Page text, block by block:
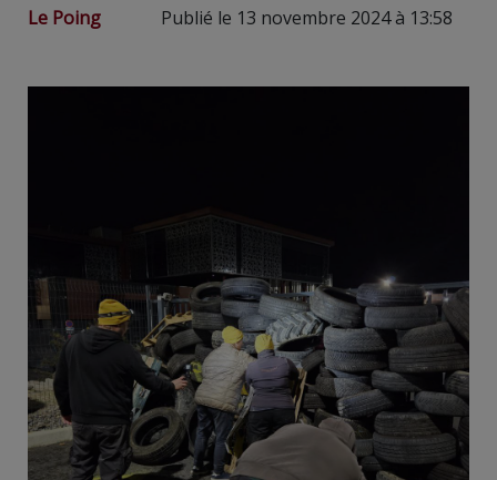
Le Poing Publié le 13 novembre 2024 à 13:58